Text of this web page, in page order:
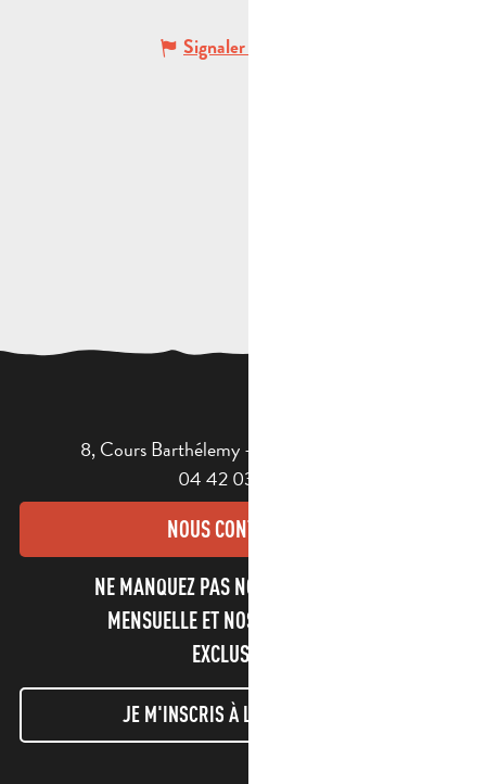
Signaler une erreur
8, Cours Barthélemy - 13400 AUBAGNE
04 42 03 49 98
NOUS CONTACTER
NE MANQUEZ PAS NOTRE NEWSLETTER
MENSUELLE ET NOS INFORMATIONS
EXCLUSIVES !
JE M'INSCRIS À LA NEWSLETTER